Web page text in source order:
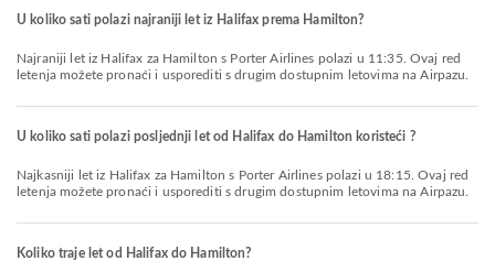
U koliko sati polazi najraniji let iz Halifax prema Hamilton?
Najraniji let iz Halifax za Hamilton s Porter Airlines polazi u 11:35. Ovaj red
letenja možete pronaći i usporediti s drugim dostupnim letovima na Airpazu.
U koliko sati polazi posljednji let od Halifax do Hamilton koristeći ?
Najkasniji let iz Halifax za Hamilton s Porter Airlines polazi u 18:15. Ovaj red
letenja možete pronaći i usporediti s drugim dostupnim letovima na Airpazu.
Koliko traje let od Halifax do Hamilton?